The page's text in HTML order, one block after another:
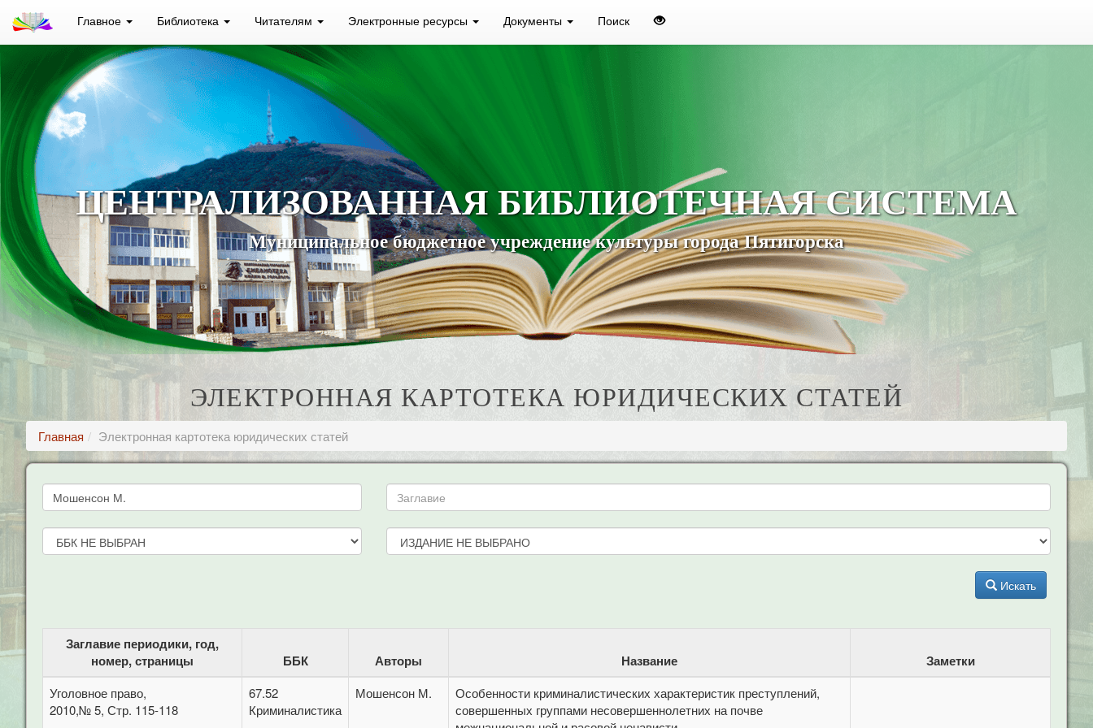
Главное Библиотека Читателям Электронные ресурсы Документы Поиск
ЦЕНТРАЛИЗОВАННАЯ БИБЛИОТЕЧНАЯ СИСТЕМА
Муниципальное бюджетное учреждение культуры города Пятигорска
ЭЛЕКТРОННАЯ КАРТОТЕКА ЮРИДИЧЕСКИХ СТАТЕЙ
Главная Электронная картотека юридических статей
Искать
Заглавие периодики, год,
номер, страницы
ББК Авторы Название Заметки
Уголовное право,
2010,№ 5, Стр. 115-118
67.52
Криминалистика
Мошенсон М.
Особенности криминалистических характеристик преступлений,
совершенных группами несовершеннолетних на почве